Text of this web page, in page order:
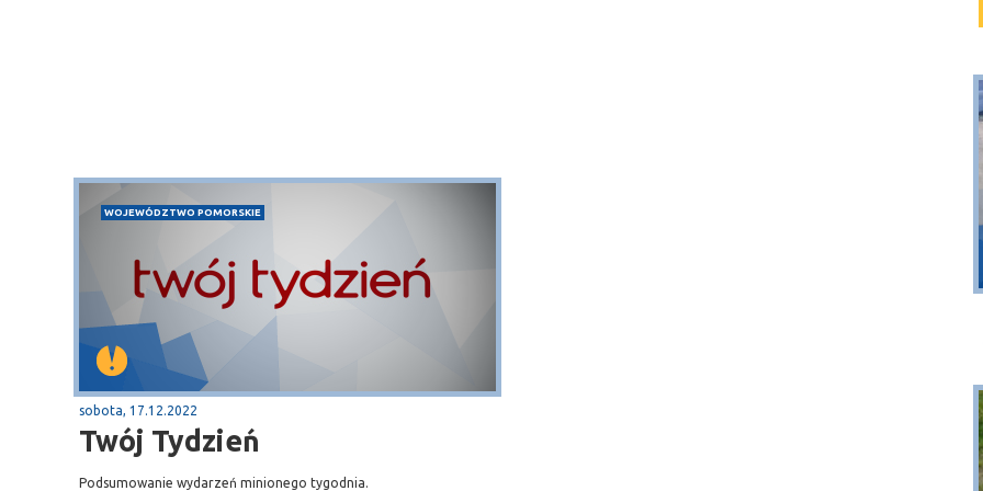
WOJEWÓDZTWO POMORSKIE
sobota, 17.12.2022
Twój Tydzień
Podsumowanie wydarzeń minionego tygodnia.